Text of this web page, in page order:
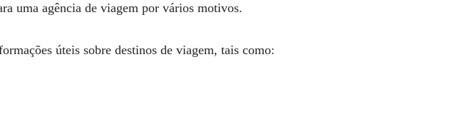
uma agência de viagem por vários motivos.
úteis sobre destinos de viagem, tais como: